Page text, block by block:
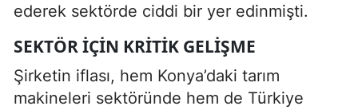
ederek sektörde ciddi bir yer edinmişti.
SEKTÖR IÇIN KRITIK GELIŞME
Şirketin iflası, hem Konya’daki tarım
makineleri sektöründe hem de Türkiye